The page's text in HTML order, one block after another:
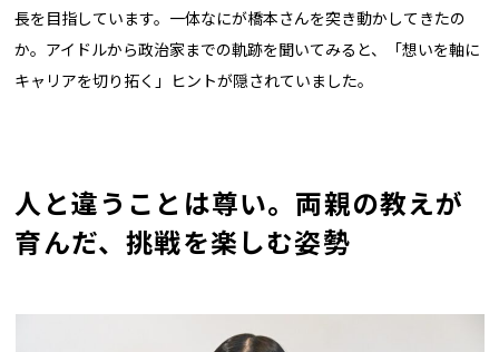
長を目指しています。一体なにが橋本さんを突き動かしてきたの
か。アイドルから政治家までの軌跡を聞いてみると、「想いを軸に
キャリアを切り拓く」ヒントが隠されていました。
人と違うことは尊い。両親の教えが
育んだ、挑戦を楽しむ姿勢